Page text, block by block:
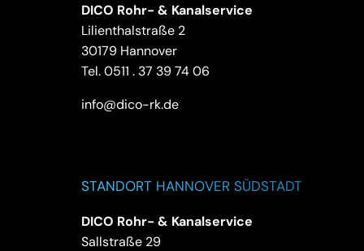
DICO Rohr- & Kanalservice
Lilienthalstraße 2
30179 Hannover
Tel.0511 . 37 39 74 06
info@dico-rk.de
STANDORT HANNOVER SÜDSTADT
DICO Rohr- & Kanalservice
Sallstraße 29